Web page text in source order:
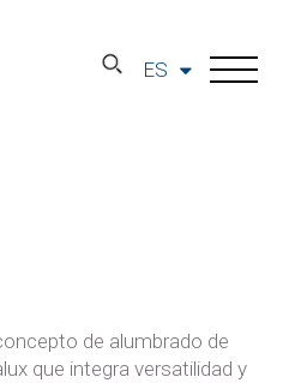
ES
de alumbrado de
que integra versatilidad y